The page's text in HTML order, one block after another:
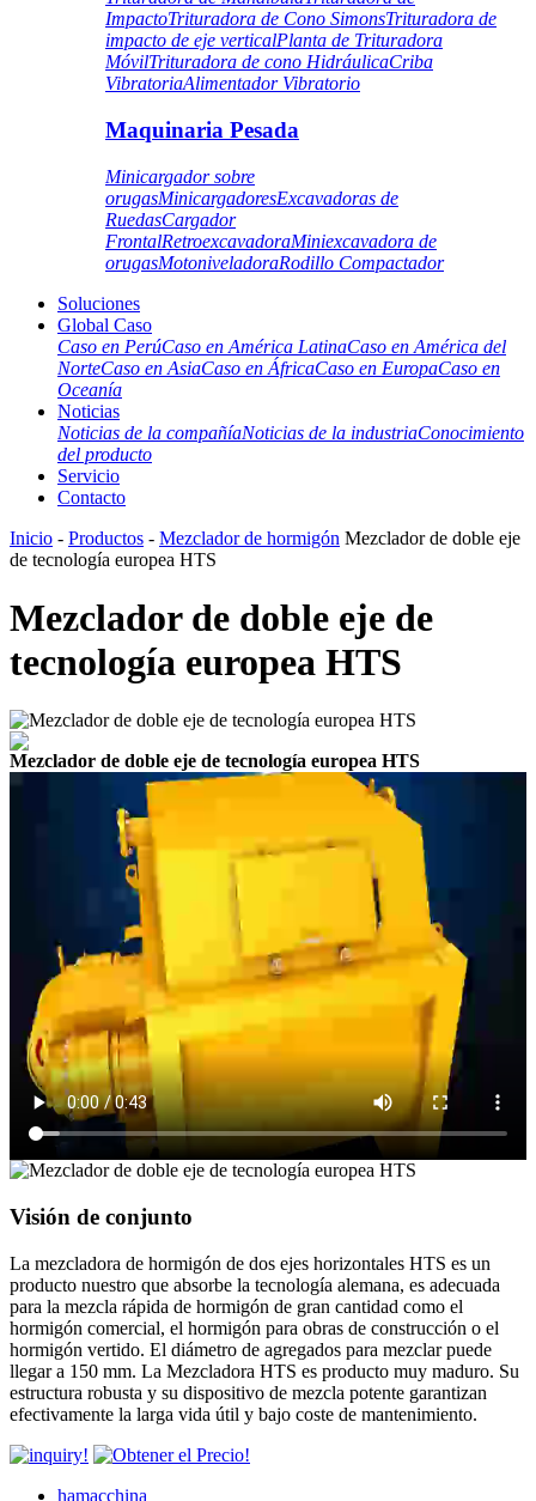
ImpactoTrituradora de Cono SimonsTrituradora de
impacto de eje verticalPlanta de Trituradora
MóvilTrituradora de cono HidráulicaCriba
VibratoriaAlimentador Vibratorio
Maquinaria Pesada
Minicargador sobre
orugasMinicargadoresExcavadoras de
RuedasCargador
FrontalRetroexcavadoraMiniexcavadora de
orugasMotoniveladoraRodillo Compactador
Soluciones
Global Caso
Caso en PerúCaso en América LatinaCaso en América del
NorteCaso en AsiaCaso en ÁfricaCaso en EuropaCaso en
Oceanía
Noticias
Noticias de la compañíaNoticias de la industriaConocimiento
del producto
Servicio
Contacto
Inicio - Productos - Mezclador de hormigón Mezclador de doble eje
de tecnología europea HTS
Mezclador de doble eje de
tecnología europea HTS
Mezclador de doble eje de tecnología europea HTS
Visión de conjunto
La mezcladora de hormigón de dos ejes horizontales HTS es un
producto nuestro que absorbe la tecnología alemana, es adecuada
para la mezcla rápida de hormigón de gran cantidad como el
hormigón comercial, el hormigón para obras de construcción o el
hormigón vertido. El diámetro de agregados para mezclar puede
llegar a 150 mm. La Mezcladora HTS es producto muy maduro. Su
estructura robusta y su dispositivo de mezcla potente garantizan
efectivamente la larga vida útil y bajo coste de mantenimiento.
hamacchina